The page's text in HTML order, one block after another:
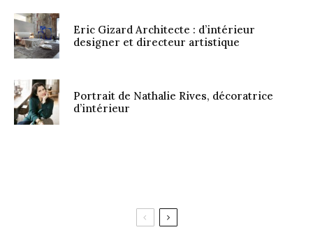
Eric Gizard Architecte : d’intérieur
designer et directeur artistique
Portrait de Nathalie Rives, décoratrice
d’intérieur